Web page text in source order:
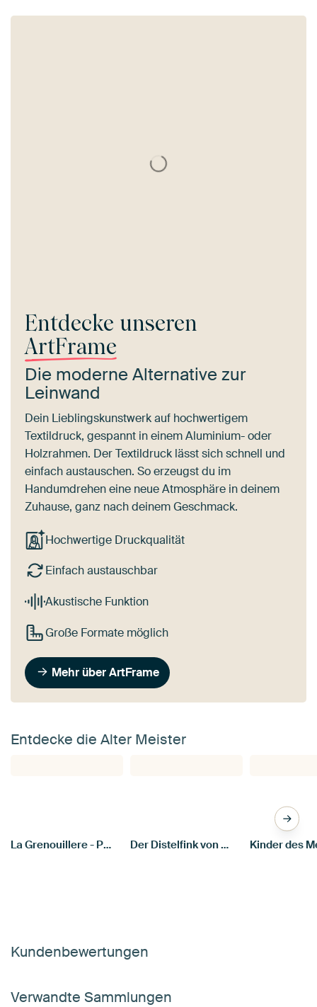
Entdecke unseren
ArtFrame
Die moderne Alternative zur
Leinwand
Dein Lieblingskunstwerk auf hochwertigem
Textildruck, gespannt in einem Aluminium- oder
Holzrahmen. Der Textildruck lässt sich schnell und
einfach austauschen. So erzeugst du im
Handumdrehen eine neue Atmosphäre in deinem
Zuhause, ganz nach deinem Geschmack.
Hochwertige Druckqualität
Einfach austauschbar
Akustische Funktion
Große Formate möglich
Mehr über ArtFrame
Entdecke die Alter Meister
La Grenouillere - Pierre-Auguste Renoir Der Distelfink von Carel Fabritius
Kundenbewertungen
Verwandte Sammlungen